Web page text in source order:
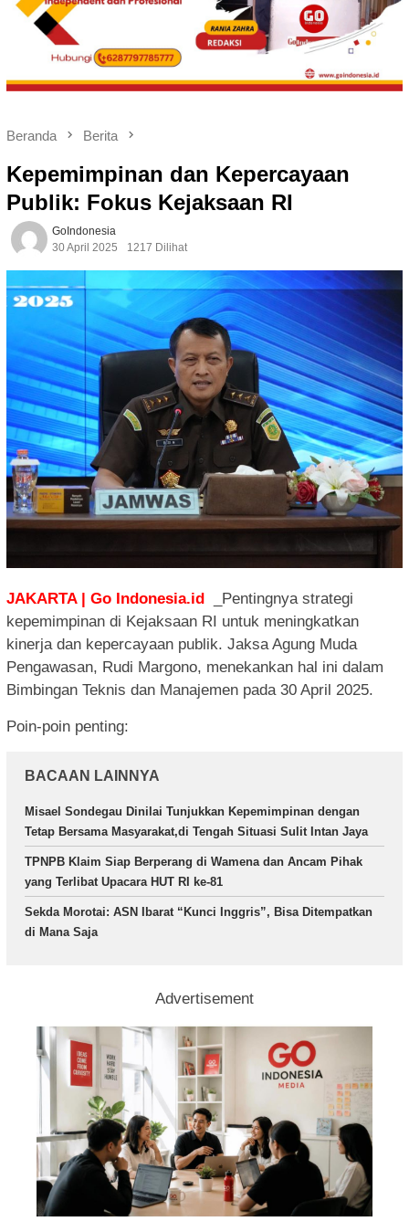
Beranda Berita
Kepemimpinan dan Kepercayaan
Publik: Fokus Kejaksaan RI
GoIndonesia
30 April 2025
1217 Dilihat
JAKARTA | Go Indonesia.id
_Pentingnya strategi
kepemimpinan di Kejaksaan RI untuk meningkatkan
kinerja dan kepercayaan publik. Jaksa Agung Muda
Pengawasan, Rudi Margono, menekankan hal ini dalam
Bimbingan Teknis dan Manajemen pada 30 April 2025.
Poin-poin penting:
BACAAN LAINNYA
Misael Sondegau Dinilai Tunjukkan Kepemimpinan dengan
Tetap Bersama Masyarakat,di Tengah Situasi Sulit Intan Jaya
TPNPB Klaim Siap Berperang di Wamena dan Ancam Pihak
yang Terlibat Upacara HUT RI ke-81
Sekda Morotai: ASN Ibarat “Kunci Inggris”, Bisa Ditempatkan
di Mana Saja
Advertisement